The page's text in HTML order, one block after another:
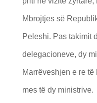
Mbrojtjes së
Peleshi. Pas takimit
delegacioneve, dy
Marrëveshjen e re
mes të dy ministrive.